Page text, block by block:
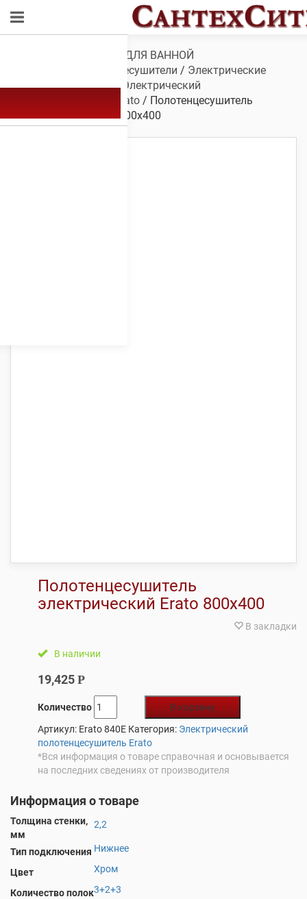
САНТЕХНИКА ДЛЯ ВАННОЙ
Полотенцесушители / Электрические
полотенцесушители/ Электрический
полотенцесушитель Erato / Полотенцесушитель
электрический Erato 800х400
Полотенцесушитель
электрический Erato 800х400
В закладки
В наличии
19,425 Р
Количество
В корзину
Артикул: Erato 840E Категория: Электрический
полотенцесушитель Erato
*Вся информация о товаре справочная и основывается
на последних сведениях от производителя
Информация о товаре
Толщина стенки,
мм
2,2
Тип подключения Нижнее
Цвет Хром
Количество полок3+2+3